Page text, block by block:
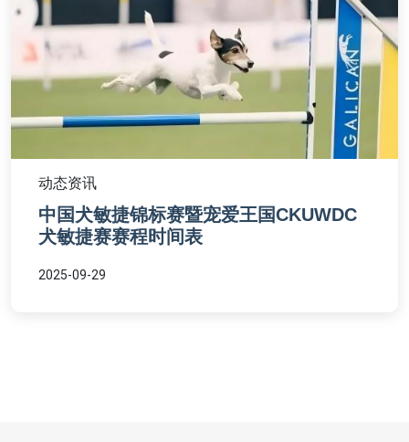
动态资讯
中国犬敏捷锦标赛暨宠爱王国CKUWDC
犬敏捷赛赛程时间表
2025-09-29